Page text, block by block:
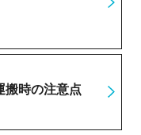
搬時の注意点